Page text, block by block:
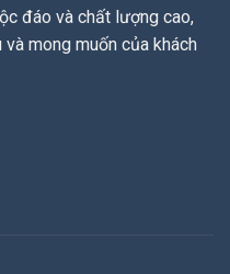
đáo và chất lượng cao,
mong muốn của khách